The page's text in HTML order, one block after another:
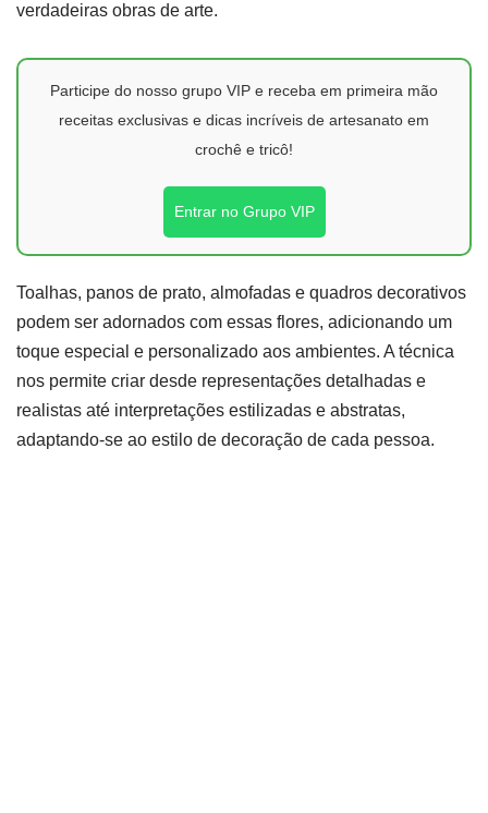
verdadeiras obras de arte.
Participe do nosso grupo VIP e receba em primeira mão
receitas exclusivas e dicas incríveis de artesanato em
crochê e tricô!
Entrar no Grupo VIP
Toalhas, panos de prato, almofadas e quadros decorativos
podem ser adornados com essas flores, adicionando um
toque especial e personalizado aos ambientes. A técnica
nos permite criar desde representações detalhadas e
realistas até interpretações estilizadas e abstratas,
adaptando-se ao estilo de decoração de cada pessoa.